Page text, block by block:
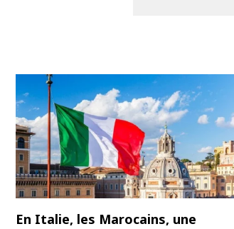
En Italie, les Marocains, une